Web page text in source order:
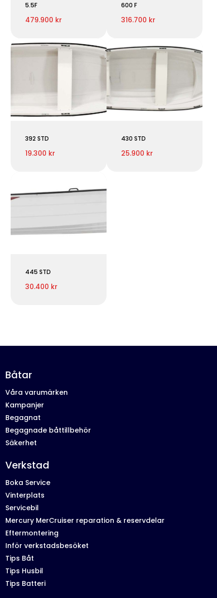
5.5F
479.900 kr
600 F
316.700 kr
392 STD
19.300 kr
430 STD
25.900 kr
445 STD
30.400 kr
Båtar
Våra varumärken
Kampanjer
Begagnat
Begagnade båttillbehör
Säkerhet
Verkstad
Boka Service
Vinterplats
Servicebil
Mercury MerCruiser reparation & reservdelar
Eftermontering
Inför verkstadsbesöket
Tips Båt
Tips Husbil
Tips Batteri